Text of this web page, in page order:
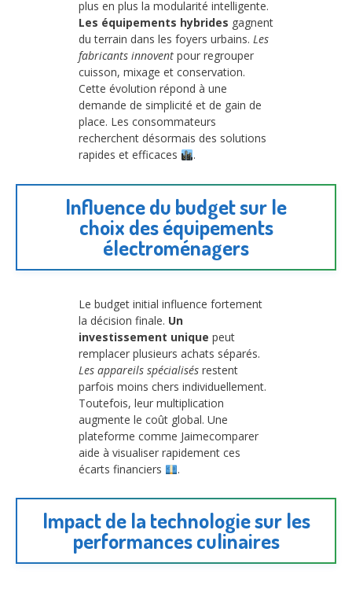
plus en plus la modularité intelligente.
Les équipements hybrides gagnent
du terrain dans les foyers urbains. Les
fabricants innovent pour regrouper
cuisson, mixage et conservation.
Cette évolution répond à une
demande de simplicité et de gain de
place. Les consommateurs
recherchent désormais des solutions
rapides et efficaces
.
Influence du budget sur le
choix des équipements
électroménagers
Le budget initial influence fortement
la décision finale. Un
investissement unique peut
remplacer plusieurs achats séparés.
Les appareils spécialisés restent
parfois moins chers individuellement.
Toutefois, leur multiplication
augmente le coût global. Une
plateforme comme Jaimecomparer
aide à visualiser rapidement ces
écarts financiers
.
Impact de la technologie sur les
performances culinaires